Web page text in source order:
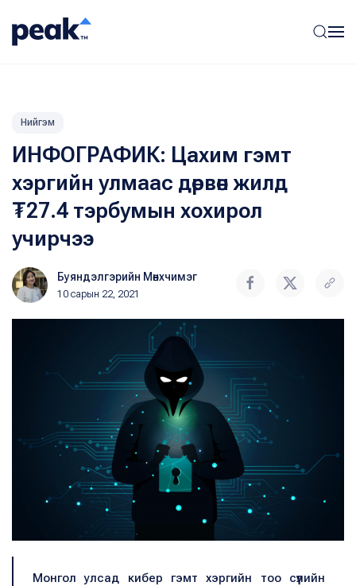
Нийгэм
ИНФОГРАФИК: Цахим гэмт
хэргийн улмаас дөрвөн жилд
₮27.4 тэрбумын хохирол
учирчээ
Буяндэлгэрийн Мөнхчимэг
10 сарын 22, 2021
Монгол улсад кибер гэмт хэргийн тоо сүүлийн